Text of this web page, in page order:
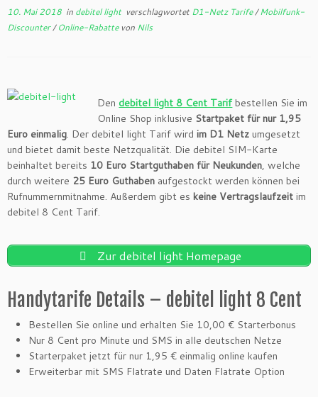
10. Mai 2018 in debitel light verschlagwortetD1-Netz Tarife/Mobilfunk-
Discounter/Online-Rabatte von Nils
Den debitel light 8 Cent Tarifbestellen Sie im
Online Shop inklusive Startpaket für nur 1,95
Euro einmalig. Der debitel light Tarif wird im D1 Netz umgesetzt
und bietet damit beste Netzqualität. Die debitel SIM-Karte
beinhaltet bereits 10 Euro Startguthaben für Neukunden, welche
durch weitere 25 Euro Guthaben aufgestockt werden können bei
Rufnummernmitnahme. Außerdem gibt es keine Vertragslaufzeit im
debitel 8 Cent Tarif.
Zur debitel light Homepage
Handytarife Details – debitel light 8 Cent
Bestellen Sie online und erhalten Sie 10,00 € Starterbonus
Nur 8 Cent pro Minute und SMS in alle deutschen Netze
Starterpaket jetzt für nur 1,95 € einmalig online kaufen
Erweiterbar mit SMS Flatrate und Daten Flatrate Option